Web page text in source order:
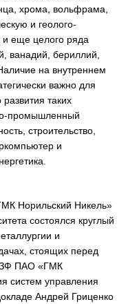
хрома, вольфрама,
и геолого-
и еще целого ряда
ванадий, бериллий,
на внутреннем
важно для
развития таких
промышленный
строительство,
и
Норильский Никель»
состоялся круглый
и
стоящих перед
ЗФ ПАО «ГМК
систем управления
Андрей Гриценко